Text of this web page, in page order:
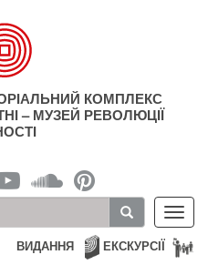
КОМПЛЕКС
– МУЗЕЙ РЕВОЛЮЦІЇ
ЕКСКУРСІЇ
ВИДАННЯ